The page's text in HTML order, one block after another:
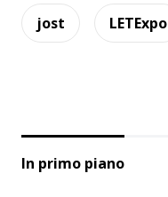
jost LETExpo
In primo piano